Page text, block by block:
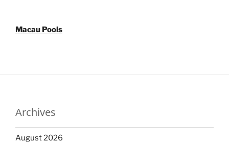
Macau Pools
Archives
August 2026